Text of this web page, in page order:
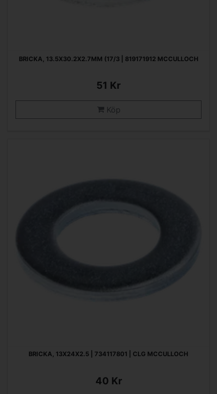
BRICKA, 13.5X30.2X2.7MM (17/3 | 819171912 MCCULLOCH
51 Kr
Köp
BRICKA, 13X24X2.5 | 734117801 | CLG MCCULLOCH
40 Kr